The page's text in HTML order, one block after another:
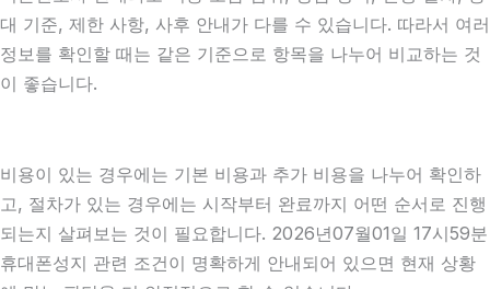
대 기준, 제한 사항, 사후 안내가 다를 수 있습니다. 따라서 여러
정보를 확인할 때는 같은 기준으로 항목을 나누어 비교하는 것
이 좋습니다.
비용이 있는 경우에는 기본 비용과 추가 비용을 나누어 확인하
고, 절차가 있는 경우에는 시작부터 완료까지 어떤 순서로 진행
되는지 살펴보는 것이 필요합니다. 2026년07월01일 17시59분
휴대폰성지 관련 조건이 명확하게 안내되어 있으면 현재 상황